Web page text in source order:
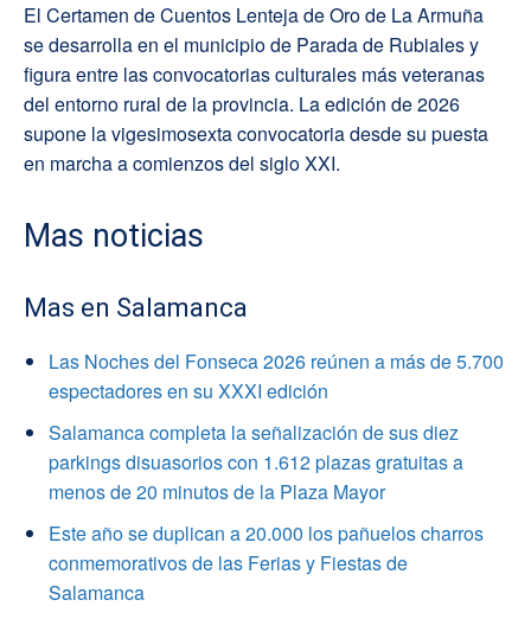
El Certamen de Cuentos Lenteja de Oro de La Armuña
se desarrolla en el municipio de Parada de Rubiales y
figura entre las convocatorias culturales más veteranas
del entorno rural de la provincia. La edición de 2026
supone la vigesimosexta convocatoria desde su puesta
en marcha a comienzos del siglo XXI.
Mas noticias
Mas en Salamanca
Las Noches del Fonseca 2026 reúnen a más de 5.700
espectadores en su XXXI edición
Salamanca completa la señalización de sus diez
parkings disuasorios con 1.612 plazas gratuitas a
menos de 20 minutos de la Plaza Mayor
Este año se duplican a 20.000 los pañuelos charros
conmemorativos de las Ferias y Fiestas de
Salamanca